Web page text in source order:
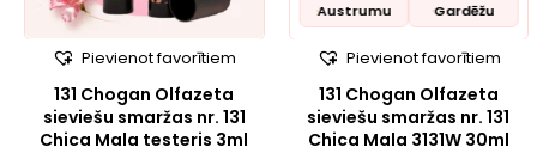
Pievienot favorītiem
131 Chogan Olfazeta
sieviešu smaržas nr. 131
Chica Mala testeris 3ml
Austrumu Gardēžu
Pievienot favorītiem
131 Chogan Olfazeta
sieviešu smaržas nr. 131
Chica Mala 3131W 30ml